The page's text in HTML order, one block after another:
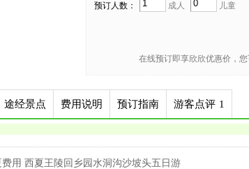
预订人数： 成人 儿童
在线预订即享欣欣优惠价，
途经景点 费用说明 预订指南 游客点评 1
用 西夏王陵回乡园水洞沟沙坡头五日游